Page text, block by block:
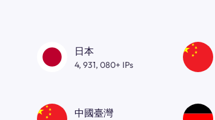
日本
4, 931, 080+ IPs
中國臺灣